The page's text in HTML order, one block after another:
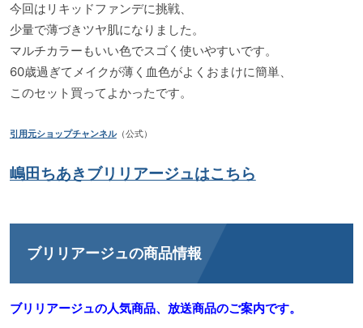
今回はリキッドファンデに挑戦、
少量で薄づきツヤ肌になりました。
マルチカラーもいい色でスゴく使いやすいです。
60歳過ぎてメイクが薄く血色がよくおまけに簡単、
このセット買ってよかったです。
引用元ショップチャンネル（公式）
嶋田ちあきブリリアージュはこちら
ブリリアージュの商品情報
ブリリアージュの人気商品、放送商品のご案内です。